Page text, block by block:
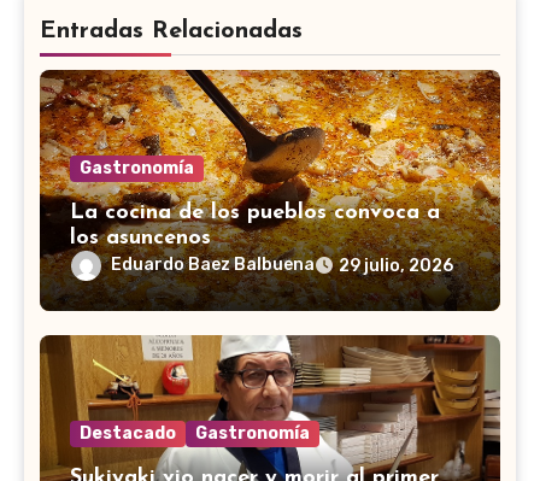
Entradas Relacionadas
Gastronomía
La cocina de los pueblos convoca a
los asuncenos
Eduardo Baez Balbuena 29 julio, 2026
Destacado Gastronomía